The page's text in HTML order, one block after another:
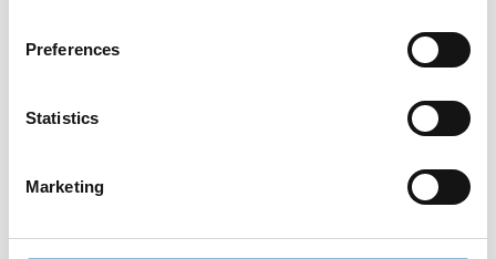
Preferences
Statistics
Marketing